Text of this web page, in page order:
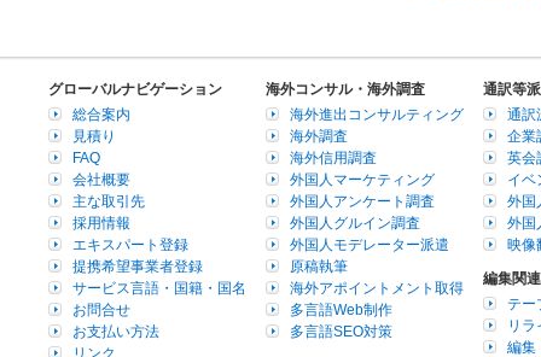
グローバルナビゲーション
総合案内
見積り
FAQ
会社概要
主な取引先
採用情報
エキスパート登録
提携希望事業者登録
サービス言語・国籍・国名
お問合せ
お支払い方法
リンク
海外コンサル・海外調査
海外進出コンサルティング
海外調査
海外信用調査
外国人マーケティング
外国人アンケート調査
外国人グルイン調査
外国人モデレーター派遣
原稿執筆
海外アポイントメント取得
多言語Web制作
多言語SEO対策
通訳等
通訳
企業
英会
イベ
外国
外国
映像
編集関連
テー
リラ
編集